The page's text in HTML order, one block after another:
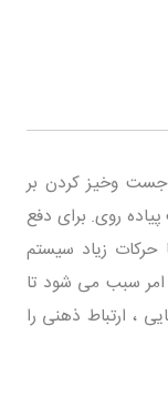
به دست آمده 10 دقیقه جست وخیز کردن بر
روی. برای دفع
زیاد سیستم
سبب می شود تا
، ارتباط ذهنی را